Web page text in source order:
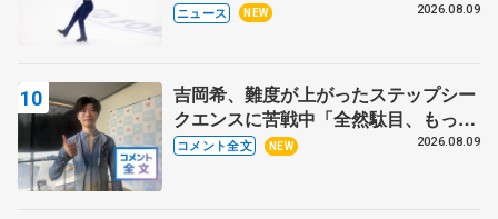
ニュース NEW 2026.08.09
吉岡希、難度が上がったステップシー
クエンスに苦戦中「全然駄目、もっと
いいエッジで踏めるようにしたいな」
コメント全文 NEW 2026.08.09